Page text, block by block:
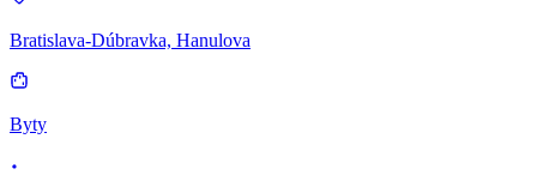
Bratislava-Dúbravka, Hanulova
Byty